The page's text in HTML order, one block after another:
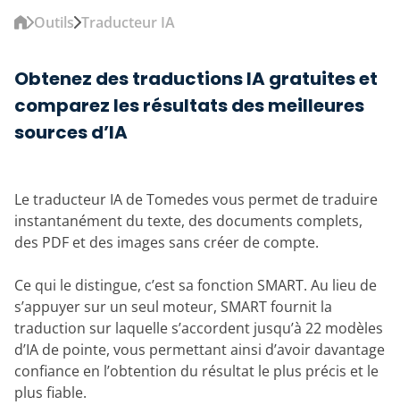
Outils Traducteur IA
Obtenez des traductions IA gratuites et
comparez les résultats des meilleures
sources d’IA
Le traducteur IA de Tomedes vous permet de traduire
instantanément du texte, des documents complets,
des PDF et des images sans créer de compte.
Ce qui le distingue, c’est sa fonction SMART. Au lieu de
s’appuyer sur un seul moteur, SMART fournit la
traduction sur laquelle s’accordent jusqu’à 22 modèles
d’IA de pointe, vous permettant ainsi d’avoir davantage
confiance en l’obtention du résultat le plus précis et le
plus fiable.